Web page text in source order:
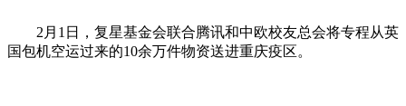
2月1日，复星基金会联合腾讯和中欧校友总会将专程从英
国包机空运过来的10余万件物资送进重庆疫区。